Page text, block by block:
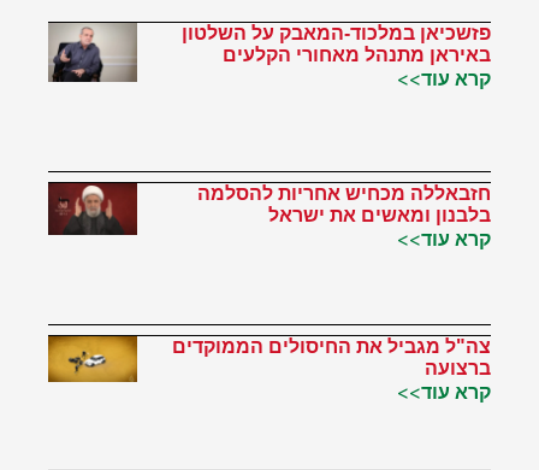
פזשכיאן במלכוד-המאבק על השלטון
באיראן מתנהל מאחורי הקלעים
קרא עוד>>
חזבאללה מכחיש אחריות להסלמה
בלבנון ומאשים את ישראל
קרא עוד>>
צה"ל מגביל את החיסולים הממוקדים
ברצועה
קרא עוד>>